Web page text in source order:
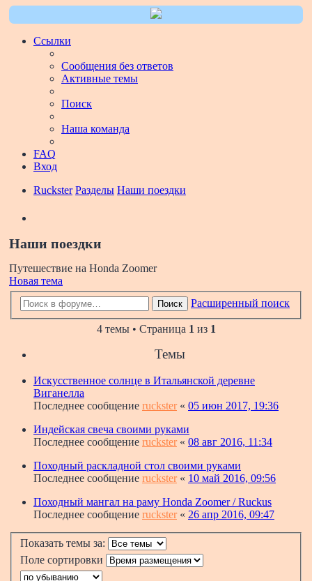
Ссылки
Сообщения без ответов
Активные темы
Поиск
Наша команда
FAQ
Вход
Ruckster Разделы Наши поездки
Наши поездки
Путешествие на Honda Zoomer
Новая тема
Поиск Расширенный поиск
4 темы • Страница 1 из 1
Темы
Искусственное солнце в Итальянской деревне
Виганелла
Последнее сообщение ruckster« 05 июн 2017, 19:36
Индейская свеча своими руками
Последнее сообщение ruckster« 08 авг 2016, 11:34
Походный раскладной стол своими руками
Последнее сообщение ruckster« 10 май 2016, 09:56
Походный мангал на раму Honda Zoomer / Ruckus
Последнее сообщение ruckster« 26 апр 2016, 09:47
Показать темы за:
Поле сортировки